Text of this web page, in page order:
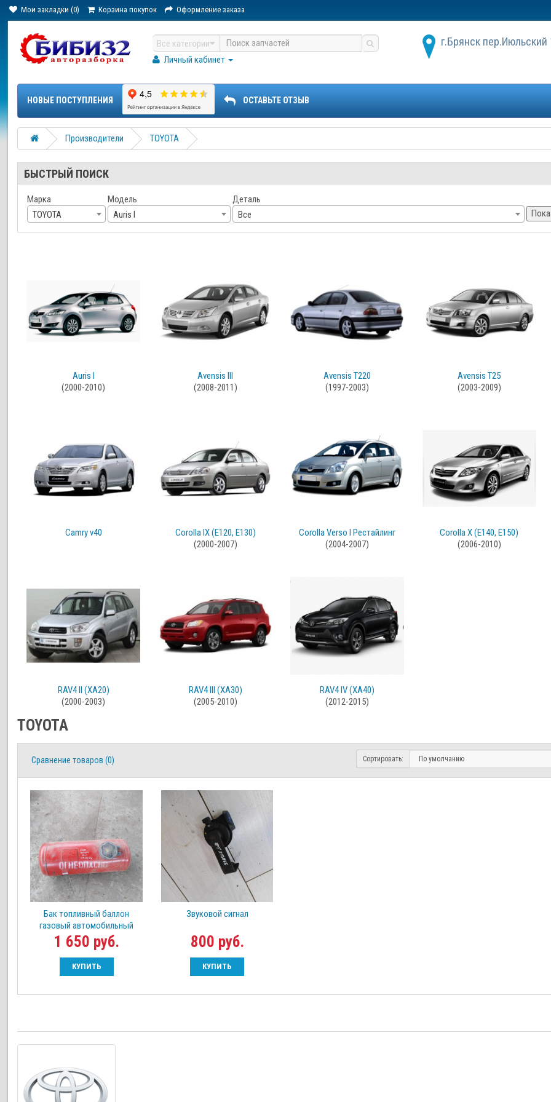
Мои закладки (0) Корзина покупок Оформление заказа
Все категории
Личный кабинет
г.Брянск пер.Июльский
НОВЫЕ ПОСТУПЛЕНИЯ ОСТАВЬТЕ ОТЗЫВ
Производители TOYOTA
БЫСТРЫЙ ПОИСК
Марка
TOYOTA
Модель
Auris I
Деталь
Все
Auris I
(2000-2010)
Avensis III
(2008-2011)
Avensis T220
(1997-2003)
Avensis T25
(2003-2009)
Camry v40
Corolla IX (E120, E130)
(2000-2007)
Corolla Verso I Рестайлинг
(2004-2007)
Corolla X (E140, E150)
(2006-2010)
RAV4 II (XA20)
(2000-2003)
RAV4 III (XA30)
(2005-2010)
RAV4 IV (XA40)
(2012-2015)
TOYOTA
Сравнение товаров (0) Сортировать:
Бак топливный баллон
газовый автомобильный
1 650 руб.
КУПИТЬ
Звуковой сигнал
800 руб.
КУПИТЬ